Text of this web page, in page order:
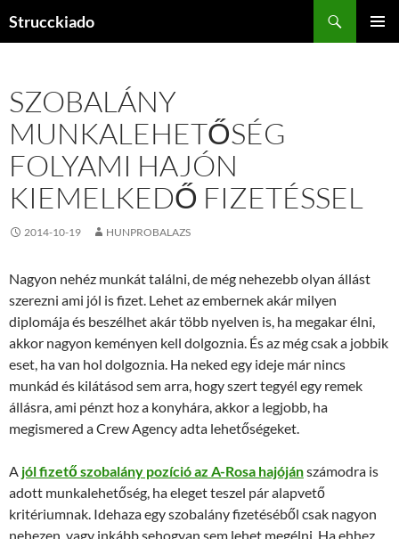
Strucckiado
SZOBALÁNY
MUNKALEHETŐSÉG
FOLYAMI HAJÓN
KIEMELKEDŐ FIZETÉSSEL
2014-10-19 HUNPROBALAZS
Nagyon nehéz munkát találni, de még nehezebb olyan állást
szerezni ami jól is fizet. Lehet az embernek akár milyen
diplomája és beszélhet akár több nyelven is, ha megakar élni,
akkor nagyon keményen kell dolgoznia. És az még csak a jobbik
eset, ha van hol dolgoznia. Ha neked egy ideje már nincs
munkád és kilátásod sem arra, hogy szert tegyél egy remek
állásra, ami pénzt hoz a konyhára, akkor a legjobb, ha
megismered a Crew Agency adta lehetőségeket.
A jól fizető szobalány pozíció az A-Rosa hajójánszámodra is
adott munkalehetőség, ha eleget teszel pár alapvető
kritériumnak. Idehaza egy szobalány fizetéséből csak nagyon
nehezen, vagy inkább sehogyan sem lehet megélni. Ha ehhez